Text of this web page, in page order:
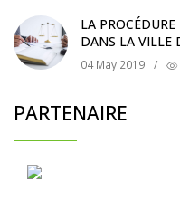
LA
DANS LA VILLE
04 May 2019 /
PARTENAIRE